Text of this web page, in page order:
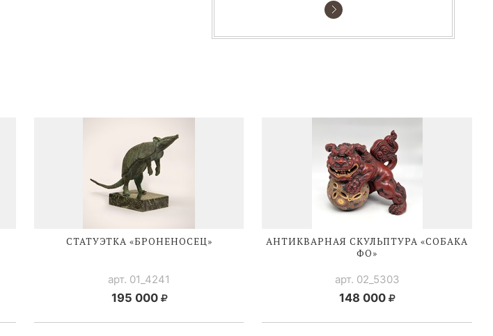
СТАТУЭТКА «БРОНЕНОСЕЦ»
арт. 01_4241
195 000
АНТИКВАРНАЯ СКУЛЬПТУРА «СОБАКА
ФО»
арт. 02_5303
148 000